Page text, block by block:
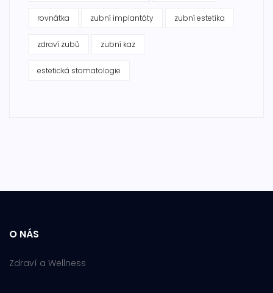
rovnátka zubní implantáty zubní estetika
zdraví zubů zubní kaz
estetická stomatologie
O NÁS
Zdraví a Wellness